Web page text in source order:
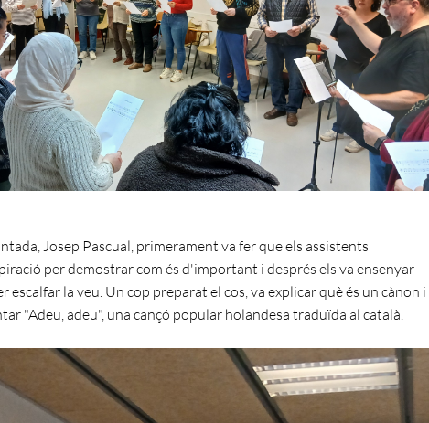
Josep Pascual, primerament va fer que els assistents
per demostrar com és d'important i després els va ensenyar
escalfar la veu. Un cop preparat el cos, va explicar què és un cànon i
"Adeu, adeu", una cançó popular holandesa traduïda al català.